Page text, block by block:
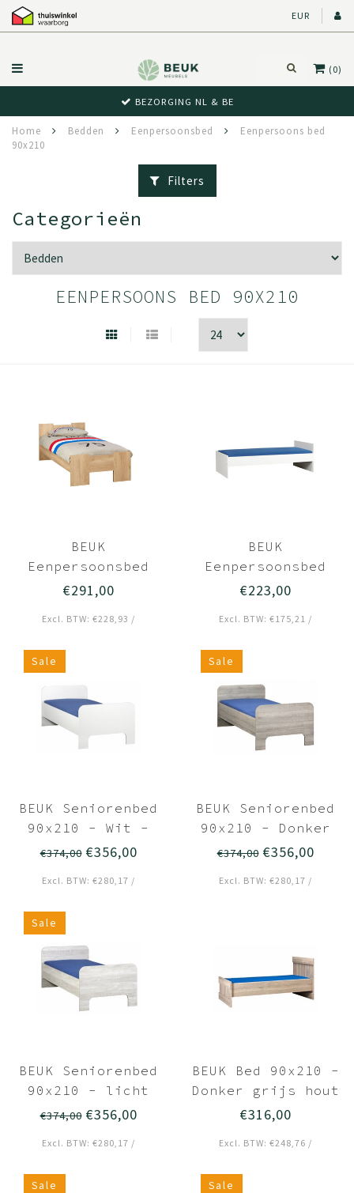
EUR
(0)
BEZORGING NL & BE
Home Bedden Eenpersoonsbed
Eenpersoons bed
90x210
Filters
Categorieën
EENPERSOONS BED 90X210
BEUK
Eenpersoonsbed
90x210 Nebraska
€291,00
Excl. BTW: €228,93 /
BEUK
Eenpersoonsbed
90x210 Wit -
€223,00
Excl. BTW: €175,21 /
Sale
BEUK Seniorenbed
90x210 - Wit -
Breda
€374,00€356,00
Excl. BTW: €280,17 /
Sale
BEUK Seniorenbed
90x210 - Donker
grijs hout -
€374,00€356,00
Excl. BTW: €280,17 /
Sale
BEUK Seniorenbed
90x210 - licht
grijs - Breda
€374,00€356,00
Excl. BTW: €280,17 /
BEUK Bed 90x210 -
Donker grijs hout
- Storm
€316,00
Excl. BTW: €248,76 /
Sale Sale